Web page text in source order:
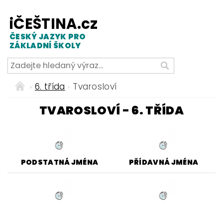
iČEŠTINA.cz
ČESKÝ JAZYK PRO
ZÁKLADNÍ ŠKOLY
6. třída Tvarosloví
TVAROSLOVÍ - 6. TŘÍDA
PODSTATNÁ JMÉNA PŘÍDAVNÁ JMÉNA